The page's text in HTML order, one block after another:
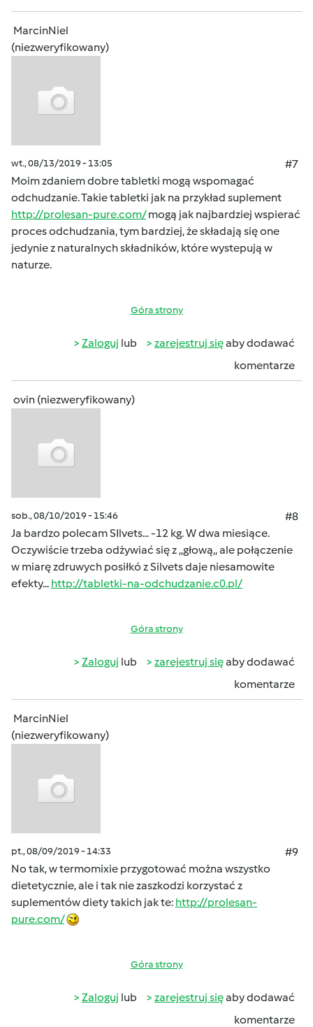
MarcinNiel
(niezweryfikowany)
wt., 08/13/2019 - 13:05
#7
Moim zdaniem dobre tabletki mogą wspomagać
odchudzanie. Takie tabletki jak na przykład suplement
http://prolesan-pure.com/mogą jak najbardziej wspierać
proces odchudzania, tym bardziej, że składają się one
jedynie z naturalnych składników, które wystepują w
naturze.
Góra strony
Zaloguj lub zarejestruj sięaby dodawać
komentarze
ovin (niezweryfikowany)
sob., 08/10/2019 - 15:46
#8
Ja bardzo polecam SIlvets... -12 kg. W dwa miesiące.
Oczywiście trzeba odżywiać się z ,,głową,, ale połączenie
w miarę zdruwych posiłkó z Silvets daje niesamowite
efekty... http://tabletki-na-odchudzanie.c0.pl/
Góra strony
Zaloguj lub zarejestruj sięaby dodawać
komentarze
MarcinNiel
(niezweryfikowany)
pt., 08/09/2019 - 14:33
#9
No tak, w termomixie przygotować można wszystko
dietetycznie, ale i tak nie zaszkodzi korzystać z
suplementów diety takich jak te: http://prolesan-
pure.com/
Góra strony
Zaloguj lub zarejestruj sięaby dodawać
komentarze